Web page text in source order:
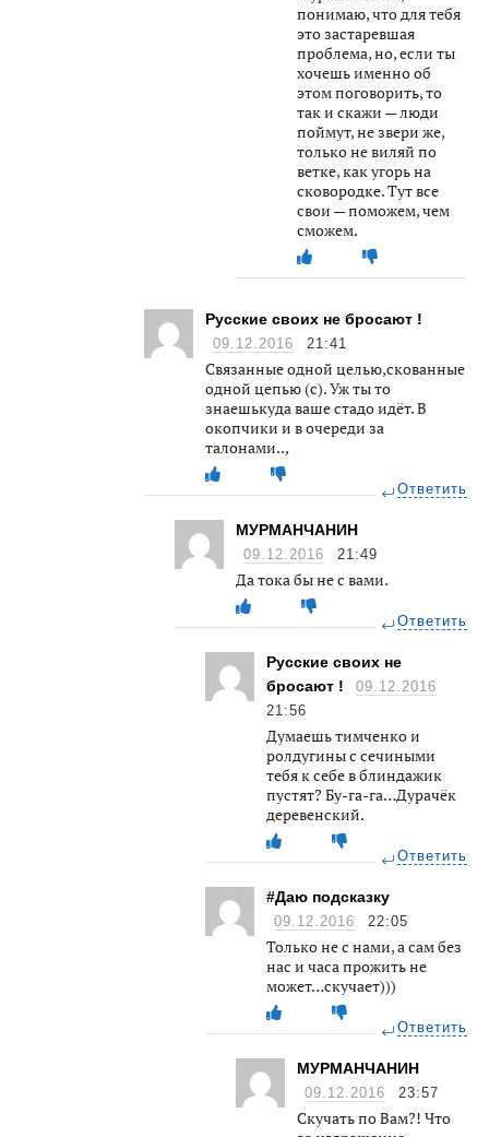
понимаю, что для тебя
это застаревшая
проблема, но, если ты
хочешь именно об
этом поговорить, то
так и скажи — люди
поймут, не звери же,
только не виляй по
ветке, как угорь на
сковородке. Тут все
свои — поможем, чем
сможем.
Русские своих не бросают !
09.12.2016 21:41
Связанные одной целью,скованные
одной цепью (с). Уж ты то
знаешькуда ваше стадо идёт. В
окопчики и в очереди за
талонами..,
Ответить
МУРМАНЧАНИН
09.12.2016 21:49
Да тока бы не с вами.
Ответить
Русские своих не
бросают !
09.12.2016
21:56
Думаешь тимченко и
ролдугины с сечиными
тебя к себе в блиндажик
пустят? Бу-га-га…Дурачёк
деревенский.
Ответить
#Даю подсказку
09.12.2016 22:05
Только не с нами, а сам без
нас и часа прожить не
может…скучает)))
Ответить
МУРМАНЧАНИН
09.12.2016 23:57
Скучать по Вам?! Что